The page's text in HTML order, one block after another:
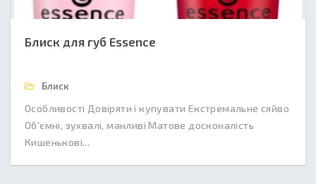
Блиск для губ Essence
Блиск
Особливості Довіряти і купувати Екстремальне сяйво
Об'ємні, зухвалі, манливі Матове досконалість
Кишенькові...